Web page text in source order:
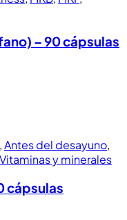
– 90 cápsulas
,Antes del desayuno,
Vitaminas y minerales
cápsulas